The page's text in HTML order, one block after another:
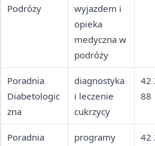
Podróży
wyjazdem i
opieka
medyczna w
podróży
Poradnia
Diabetologic
zna
diagnostyka
i leczenie
cukrzycy
42
88
Poradnia
programy
42